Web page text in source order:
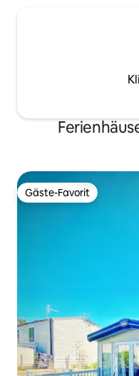
Gäste-Favorit
Gäste-Favorit